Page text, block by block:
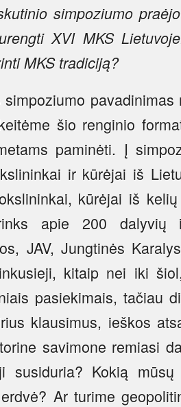
simpoziumo
XVI MKS
MKS tradiciją?
šio renginio
paminėti. Į
ir kūrėjai iš
kūrėjai iš
apie 200
JAV, Jungtinės
kitaip nei iki
pasiekimais, tačiau
klausimus, ieškos
savimone remiasi
susiduria? Kokią
Ar turime